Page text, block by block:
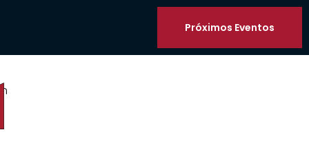
Próximos Eventos